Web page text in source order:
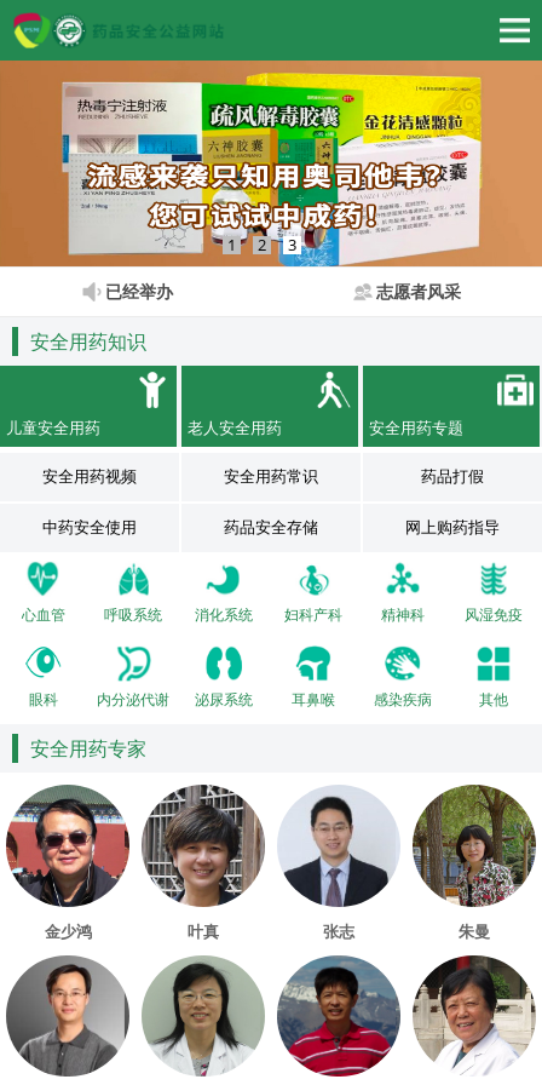
1 2 3
已经举办 志愿者风采
安全用药知识
儿童安全用药 老人安全用药 安全用药专题
安全用药视频 安全用药常识 药品打假
中药安全使用 药品安全存储 网上购药指导
心血管 呼吸系统 消化系统 妇科产科 精神科 风湿免疫
眼科 内分泌代谢 泌尿系统 耳鼻喉 感染疾病 其他
安全用药专家
金少鸿 叶真 张志 朱曼